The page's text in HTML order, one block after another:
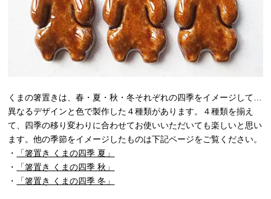
くまの箸置きは、春・夏・秋・冬それぞれの四季をイメージして…
異なるデザインと色で製作した４種類があります。４種類を揃え
て、四季の移り変わりに合わせてお使いいただいても楽しいと思い
ます。他の季節をイメージしたものは下記ページをご覧ください。
・
「箸置き くまの四季 夏」
・
「箸置き くまの四季 秋」
・
「箸置き くまの四季 冬」